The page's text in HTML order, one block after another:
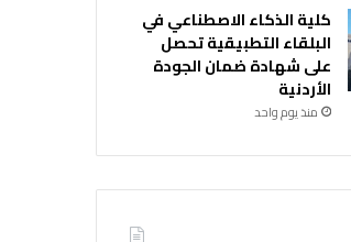
كلية الذكاء الاصطناعي في
البلقاء التطبيقية تحصل
على شهادة ضمان الجودة
الأردنية
منذ يوم واحد